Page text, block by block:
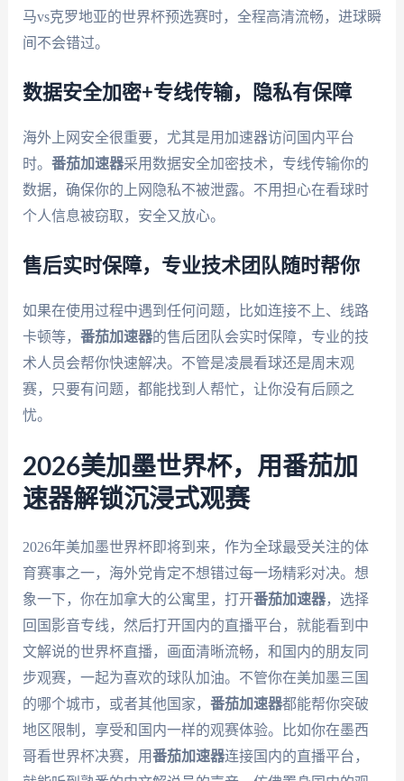
马vs克罗地亚的世界杯预选赛时，全程高清流畅，进球瞬
间不会错过。
数据安全加密+专线传输，隐私有保障
海外上网安全很重要，尤其是用加速器访问国内平台
时。 番茄加速器采用数据安全加密技术，专线传输你的
数据，确保你的上网隐私不被泄露。不用担心在看球时
个人信息被窃取，安全又放心。
售后实时保障，专业技术团队随时帮你
如果在使用过程中遇到任何问题，比如连接不上、线路
卡顿等， 番茄加速器的售后团队会实时保障，专业的技
术人员会帮你快速解决。不管是凌晨看球还是周末观
赛，只要有问题，都能找到人帮忙，让你没有后顾之
忧。
2026美加墨世界杯，用番茄加
速器解锁沉浸式观赛
2026年美加墨世界杯即将到来，作为全球最受关注的体
育赛事之一，海外党肯定不想错过每一场精彩对决。想
象一下，你在加拿大的公寓里，打开番茄加速器，选择
回国影音专线，然后打开国内的直播平台，就能看到中
文解说的世界杯直播，画面清晰流畅，和国内的朋友同
步观赛，一起为喜欢的球队加油。不管你在美加墨三国
的哪个城市，或者其他国家， 番茄加速器都能帮你突破
地区限制，享受和国内一样的观赛体验。比如你在墨西
哥看世界杯决赛，用番茄加速器连接国内的直播平台，